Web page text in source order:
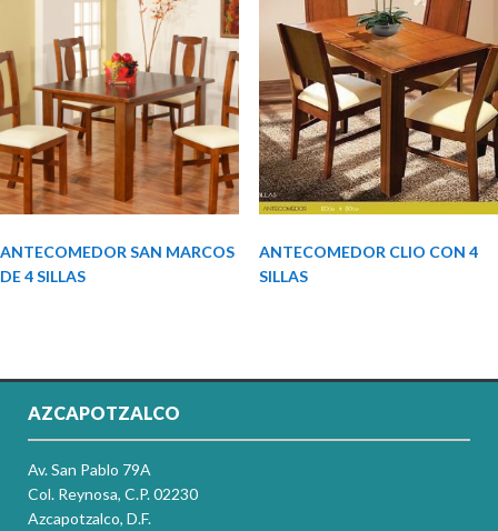
ANTECOMEDOR SAN MARCOS
DE 4 SILLAS
ANTECOMEDOR CLIO CON 4
SILLAS
AZCAPOTZALCO
Av. San Pablo 79A
Col. Reynosa, C.P. 02230
Azcapotzalco, D.F.